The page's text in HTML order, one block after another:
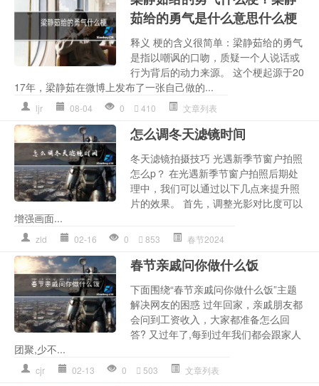
茹给的勇气是什么意思什么梗
释义 梗的含义很简单：梁静茹给的勇气
是指以嘲讽的口吻，质疑一个人说话或
行为背后的动力来源。 这个梗起源于20
17年，梁静茹在微博上发布了一张自己做的...
ljr 08-04 0 410 文章列表
怎么调冬天滤镜时间
冬天滤镜拍摄技巧 光遇新季节窗户拍照
怎么p？ 在光遇新季节窗户拍照后期处
理中，我们可以通过以下几点来提升照
片的效果。 首先，调整光影对比度可以
增强画面...
zld 02-16 0 853 春节2024
春节亲戚问你做什么饭
下面围绕“春节亲戚问你做什么饭”主题
解决网友的困惑 过年回家，亲戚朋友都
会问到工资收入，大家都准备怎么回
答? 又过年了,每到过年我们都会跟家人
团聚,少不...
cjr 02-13 0 503 文章列表